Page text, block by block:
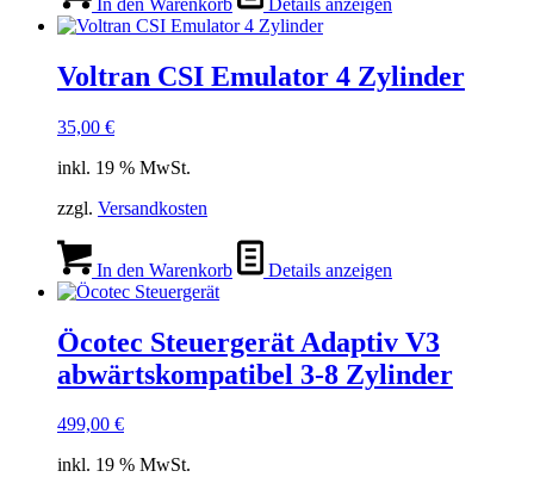
Voltran CSI Emulator 4 Zylinder
35,00 €
inkl. 19 % MwSt.
zzgl. Versandkosten
In den Warenkorb Details anzeigen
Öcotec Steuergerät Adaptiv V3
abwärtskompatibel 3-8 Zylinder
499,00 €
inkl. 19 % MwSt.